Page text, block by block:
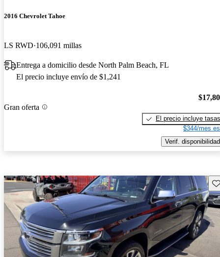
2016 Chevrolet Tahoe
LS RWD 106,091 millas
Entrega a domicilio desde North Palm Beach, FL
El precio incluye envío de $1,241
Gran oferta
El precio incluye tasas
$344/mes
Verif. disponibilidad